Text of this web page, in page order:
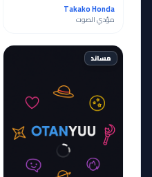
Takako Honda
مؤدي الصوت
مساند